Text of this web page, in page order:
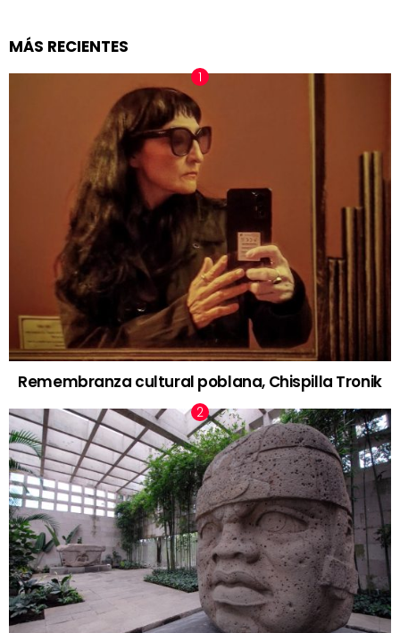
MÁS RECIENTES
Remembranza cultural poblana, Chispilla Tronik